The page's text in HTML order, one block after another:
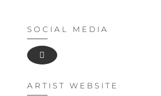
SOCIAL MEDIA
ARTIST WEBSITE